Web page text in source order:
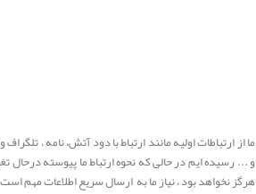
ما از ارتباطات اولیه مانند ارتباط با دود آتش، نامه ،
و ... رسیده ایم در حالی که نحوه ارتباط ما پیوسته درحال
هرگز نخواهد بود ، نیاز ما به ارسال سریع اطلاعات مهم